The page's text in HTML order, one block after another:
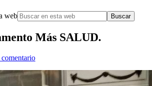
web
Más SALUD.